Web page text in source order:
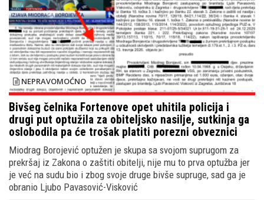
NEPRAVOMOĆNO
Bivšeg čelnika Fortenove opet uhitila policija i
drugi put optužila za obiteljsko nasilje, sutkinja ga
oslobodila pa će trošak platiti porezni obveznici
Miodrag Borojević optužen je skupa sa svojom suprugom za
prekršaj iz Zakona o zaštiti obitelji, nije mu to prva optužba jer
je već na sudu bio i zbog svoje druge bivše supruge, sad ga je
obranio Ljubo Pavasović-Visković